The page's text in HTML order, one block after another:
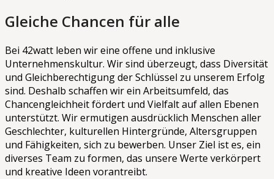
Gleiche Chancen für alle
Bei 42watt leben wir eine offene und inklusive
Unternehmenskultur. Wir sind überzeugt, dass Diversität
und Gleichberechtigung der Schlüssel zu unserem Erfolg
sind. Deshalb schaffen wir ein Arbeitsumfeld, das
Chancengleichheit fördert und Vielfalt auf allen Ebenen
unterstützt. Wir ermutigen ausdrücklich Menschen aller
Geschlechter, kulturellen Hintergründe, Altersgruppen
und Fähigkeiten, sich zu bewerben. Unser Ziel ist es, ein
diverses Team zu formen, das unsere Werte verkörpert
und kreative Ideen vorantreibt.